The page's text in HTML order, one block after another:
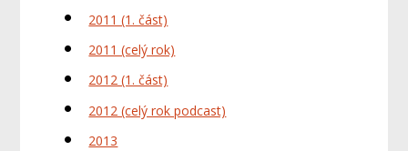
2011 (1. část)
2011 (celý rok)
2012 (1. část)
2012 (celý rok podcast)
2013